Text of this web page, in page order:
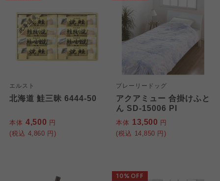
エルスト
北海道 鮭三昧 6444-50
本体 4,500 円
(税込 4,860 円)
プレーリードッグ
アクアミュー 合掛けふと
ん SD-15006 PI
本体 13,500 円
(税込 14,850 円)
10%OFF